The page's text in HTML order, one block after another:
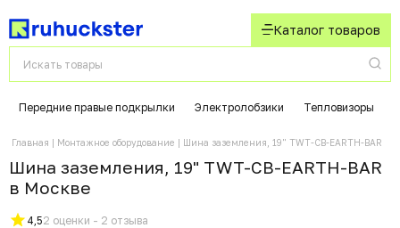
Каталог товаров
Передние правые подкрылки Электролобзики Тепловизоры
Главная Монтажное оборудование Шина заземления, 19" TWT-CB-EARTH-BAR
Шина заземления, 19" TWT-CB-EARTH-BAR
в Москвe
4,52 оценки - 2 отзыва